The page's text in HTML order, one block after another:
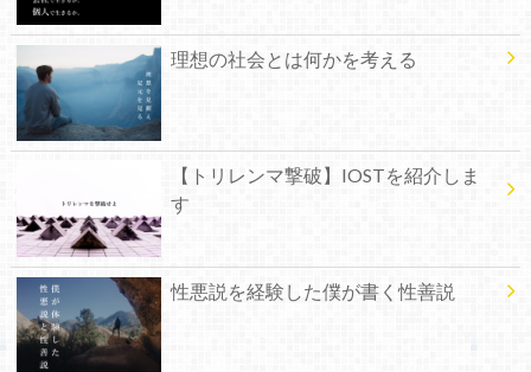
理想の社会とは何かを考える
【トリレンマ撃破】IOSTを紹介しま
す
性悪説を経験した僕が書く性善説